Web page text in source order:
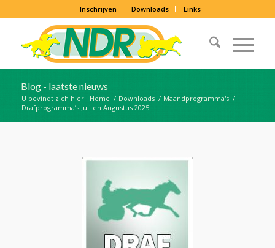
Inschrijven Downloads Links
Blog - laatste nieuws
U bevindt zich hier: Home / Downloads / Maandprogramma's /
Drafprogramma’s Juli en Augustus 2025